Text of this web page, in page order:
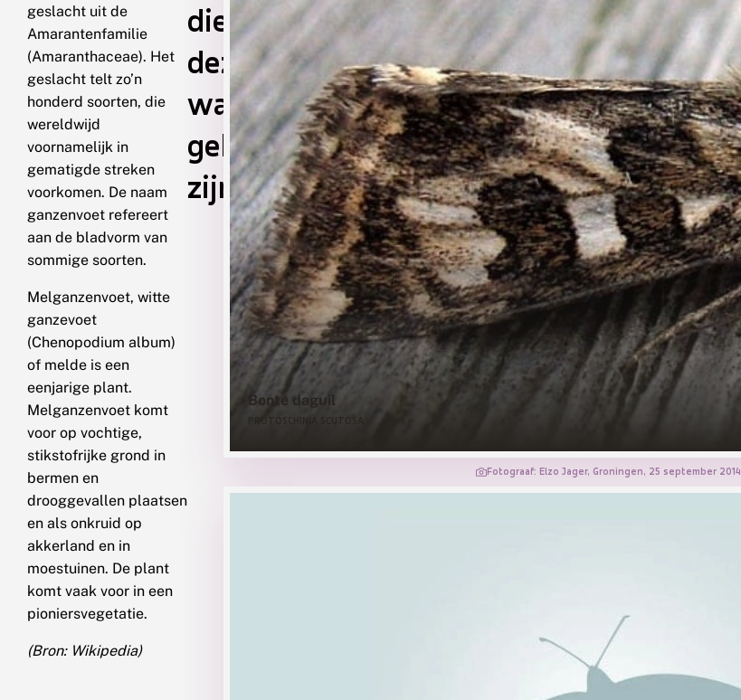
geslacht uit de
Amarantenfamilie
(Amaranthaceae). Het
geslacht telt zo’n
honderd soorten, die
wereldwijd
voornamelijk in
gematigde streken
voorkomen. De naam
ganzenvoet refereert
aan de bladvorm van
sommige soorten.
Melganzenvoet, witte
ganzevoet
(Chenopodium album)
of melde is een
eenjarige plant.
Melganzenvoet komt
voor op vochtige,
stikstofrijke grond in
bermen en
drooggevallen plaatsen
en als onkruid op
akkerland en in
moestuinen. De plant
komt vaak voor in een
pioniersvegetatie.
(Bron: Wikipedia)
die
deze
waardplant
gebruiken
zijn
Bonte daguil
Fotograaf: Elzo Jager, Groningen, 25 september 2014